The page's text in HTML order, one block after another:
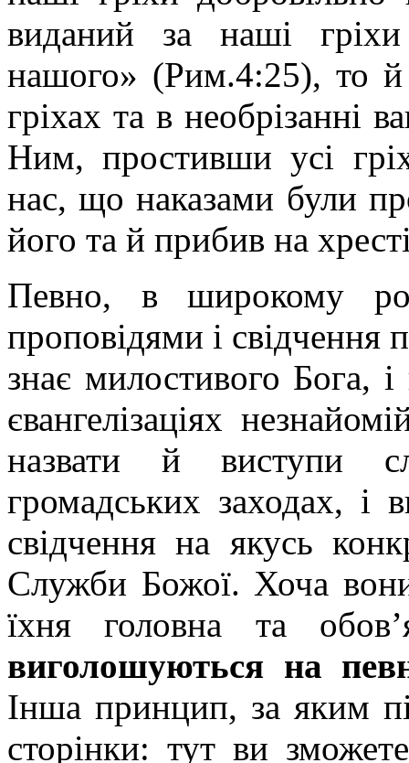
виданий за наші
нашого» (Рим.4:25), то
гріхах та в необрізанні
Ним, простивши усі
нас, що наказами були
його та й прибив на
Певно, в широкому
проповідями і свідчення
знає милостивого Бога,
євангелізаціях
назвати й виступи
громадських заходах, і
свідчення на якусь
Служби Божої. Хоча
їхня головна та
виголошуються на
Інша принцип, за яким
сторінки: тут ви